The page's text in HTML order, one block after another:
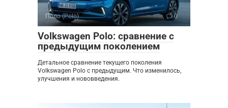
Поло (Polo) 0
Volkswagen Polo: сравнение с
предыдущим поколением
Детальное сравнение текущего поколения
Volkswagen Polo с предыдущим. Что изменилось,
улучшения и нововведения.